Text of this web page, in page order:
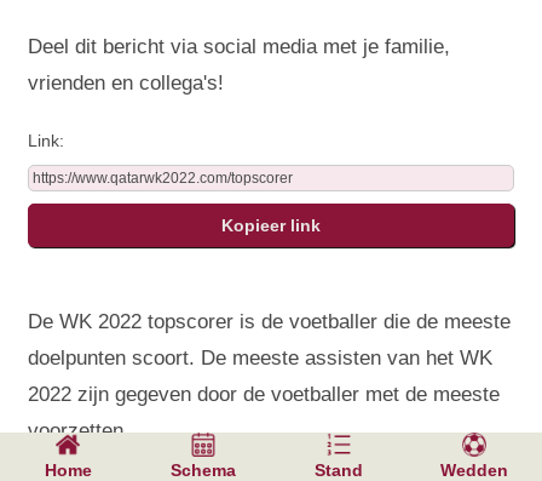
Deel dit bericht via social media met je familie,
vrienden en collega's!
Link:
De WK 2022 topscorer is de voetballer die de meeste
doelpunten scoort. De meeste assisten van het WK
2022 zijn gegeven door de voetballer met de meeste
voorzetten.
Home Schema Stand Wedden